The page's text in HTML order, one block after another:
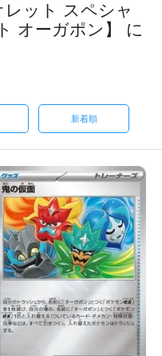
レット スペシャ
オーガポン】 に
新着順